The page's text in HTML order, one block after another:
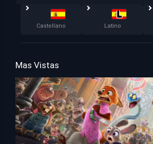
Castellano Latino
Mas Vistas